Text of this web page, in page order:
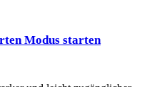
Modus starten